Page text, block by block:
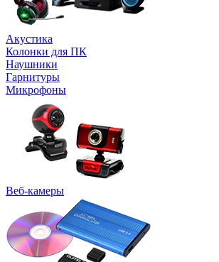
Акустика
Колонки для ПК
Наушники
Гарнитуры
Микрофоны
Веб-камеры